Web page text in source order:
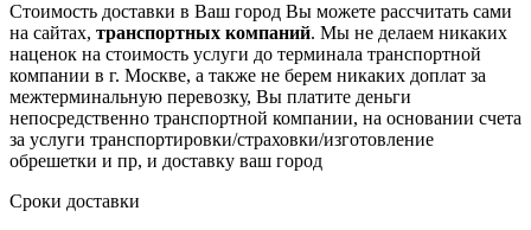
Стоимость доставки в Ваш город Вы можете рассчитать сами
на сайтах, транспортных компаний. Мы не делаем никаких
наценок на стоимость услуги до терминала транспортной
компании в г. Москве, а также не берем никаких доплат за
межтерминальную перевозку, Вы платите деньги
непосредственно транспортной компании, на основании счета
за услуги транспортировки/страховки/изготовление
обрешетки и пр, и доставку ваш город
Сроки доставки